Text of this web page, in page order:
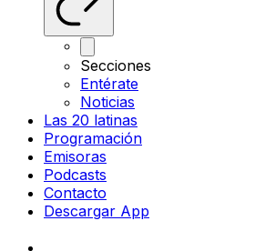
Secciones
Entérate
Noticias
Las 20 latinas
Programación
Emisoras
Podcasts
Contacto
Descargar App